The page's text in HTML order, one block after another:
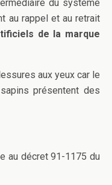
du système
au rappel et au retrait
de la marque
aux yeux car le
présentent des
au décret 91-1175 du